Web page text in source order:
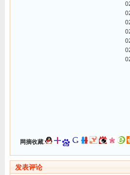
网摘收藏:
发表评论